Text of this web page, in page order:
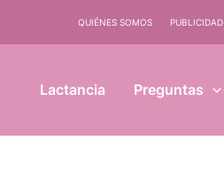
QUIÉNES SOMOS PUBLICIDAD
Lactancia Preguntas